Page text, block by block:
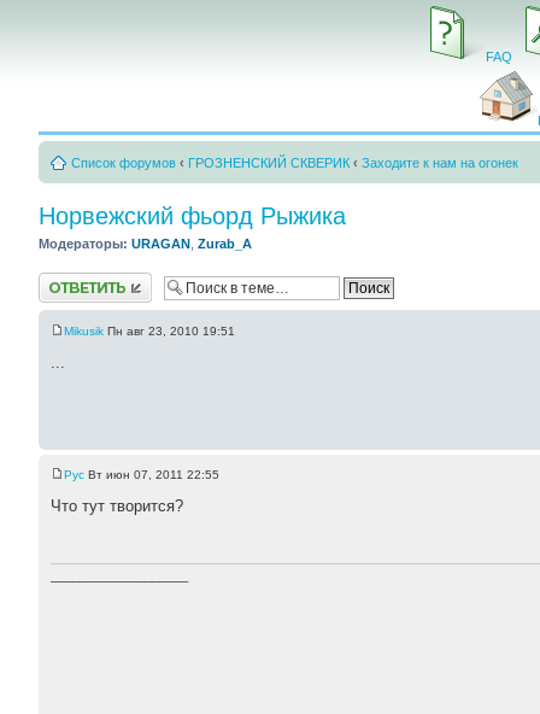
FAQ
Список форумов ‹ ГРОЗНЕНСКИЙ СКВЕРИК ‹ Заходите к нам на огонек
Норвежский фьорд Рыжика
Модераторы: URAGAN Zurab_A
Ответить
Mikusik Пн авг 23, 2010 19:51
Pyc Вт июн 07, 2011 22:55
Что тут творится?